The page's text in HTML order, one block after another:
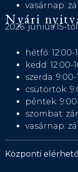
vasárnap:
Nyári
2026. június 15-
hétfő: 12:00-
kedd: 12:00-
szerda: 9:00-
csütörtök:
péntek:
szombat:
vasárnap:
Központi